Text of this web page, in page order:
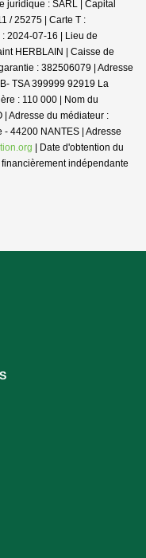
juridique : SARL | Capital
/ 25275 | Carte T :
2024-07-16 | Lieu de
HERBLAIN | Caisse de
: 382506079 | Adresse
TSA 399999 92919 La
: 110 000 | Nom du
| Adresse du médiateur :
44200 NANTES | Adresse
| Date d'obtention du
indépendante